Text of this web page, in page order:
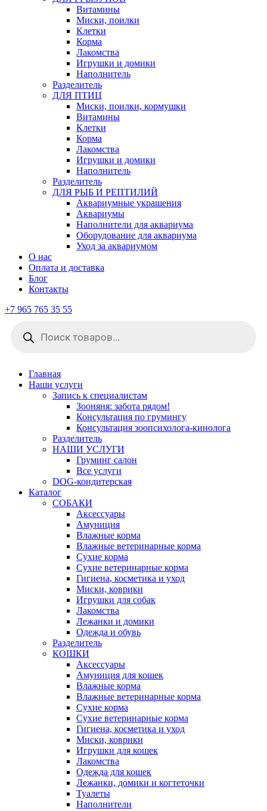
Витамины
Миски, поилки
Клетки
Корма
Лакомства
Игрушки и домики
Наполнитель
Разделитель
ДЛЯ ПТИЦ
Миски, поилки, кормушки
Витамины
Клетки
Корма
Лакомства
Игрушки и домики
Наполнитель
Разделитель
ДЛЯ РЫБ И РЕПТИЛИЙ
Аквариумные украшения
Аквариумы
Наполнители для аквариума
Оборудование для аквариума
Уход за аквариумом
О нас
Оплата и доставка
Блог
Контакты
+7 965 765 35 55
товаров
Главная
Наши услуги
Запись к специалистам
Зооняня: забота рядом!
Консультация по грумингу
Консультация зоопсихолога-кинолога
Pазделитель
НАШИ УСЛУГИ
Груминг салон
Все услуги
DOG-кондитерская
Каталог
СОБАКИ
Аксессуары
Амуниция
Влажные корма
Влажные ветеринарные корма
Сухие корма
Сухие ветеринарные корма
Гигиена, косметика и уход
Миски, коврики
Игрушки для собак
Лакомства
Лежанки и домики
Одежда и обувь
Разделитель
КОШКИ
Аксессуары
Амуниция для кошек
Влажные корма
Влажные ветеринарные корма
Сухие корма
Сухие ветеринарные корма
Гигиена, косметика и уход
Миски, коврики
Игрушки для кошек
Лакомства
Одежда для кошек
Лежанки, домики и когтеточки
Туалеты
Наполнители